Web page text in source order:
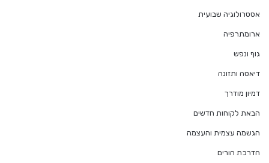
אסטרולוגיה שבועית
ארומתרפיה
גוף ונפש
דיאטה ותזונה
דמיון מודרך
הבאת לקוחות חדשים
הגשמה עצמית והעצמה
הדרכת הורים